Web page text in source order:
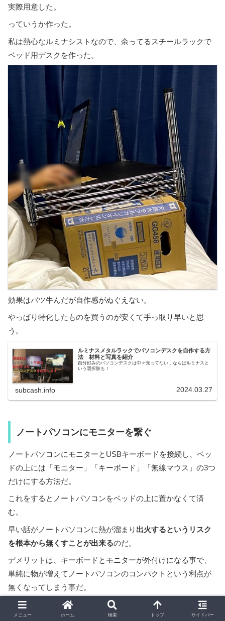
実際用意した。
っていうか作った。
私は熱心なルミナシストなので、余ってるスチールラックで
ベッド用デスクを作った。
効果はバツ牛んだが自作感がぬぐえない。
やっぱり特化したものを買うのが安くて手っ取り早いと思
う。
ルミナスメタルラックでパソコンデスクを自作する方
法 材料と写真を紹介
自分好みのパソコンデスクは中々売ってない…ならばルミナスと
いう選択肢も！
subcash.info 2024.03.27
ノートパソコンにモニターを繋ぐ
ノートパソコンにモニターとUSBキーボードを接続し、ベッ
ドの上には「モニター」「キーボード」「無線マウス」の3つ
だけにする方法だ。
これをするとノートパソコンをベッドの上に置かなくて済
む。
早い話がノートパソコンに熱が溜まり 出火するというリスク
を根本から無くすことが出来るのだ。
デメリットは、キーボードとモニターが外付けになる事で、
単純に物が増えてノートパソコンのコンパクトという利点が
無くなってしまう事だ。
コンパクトなモニターと無線キーボード＆マウスなら多少ま
しだが、適当なモニターでも9000円位かかる。
メニュー ホーム 検索 トップ サイドバー